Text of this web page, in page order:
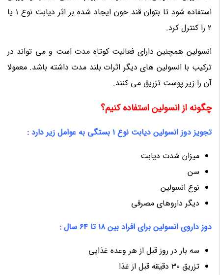
استفاده شود تا بتوان قند خون ایجاد شده بر اثر دیابت نوع 1 یا
2 را کنترل کرد.
انسولین همچنین دارای فعالیت کوتاه مدت است و می تواند در
ترکیب با انسولین های دیگر اثرات بلند مدت داشته باشد. معمولا
آن را زیر پوست تزریق می کنند.
چگونه از انسولین استفاده کنیم؟
تجویز دوز انسولین دیابت نوع 1 بستگی به عوامل زیر دارد :
میزان شدت دیابت
سن
نوع انسولین
دیگر داروهای مصرفی
دوز داروی انسولین برای افراد بین 18 تا 64 سال :
سه بار در روز قبل از هر وعده غذایی
تزریق 30 دقیقه قبل از غذا